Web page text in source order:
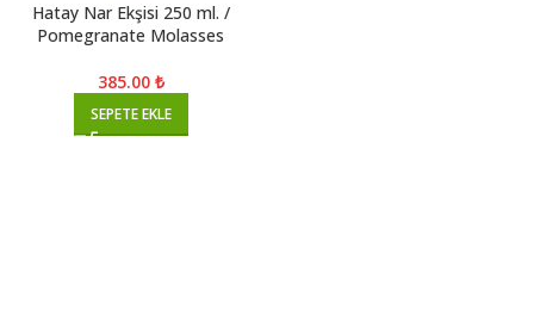
Hatay Nar Ekşisi 250 ml. /
Pomegranate Molasses
385.00 ₺
SEPETE EKLE